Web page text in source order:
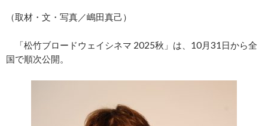
（取材・文・写真／嶋田真己）
「松竹ブロードウェイシネマ 2025秋」は、10月31日から全
国で順次公開。